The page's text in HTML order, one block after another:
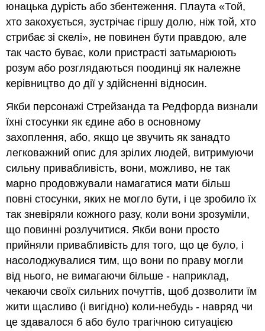
юнацька дурість або збентеження. Плаута «Той,
хто закохується, зустрічає гіршу долю, ніж той, хто
стрибає зі скелі», не повинен бути правдою, але
так часто буває, коли пристрасті затьмарюють
розум або розглядаються поодинці як належне
керівництво до дії у здійсненні відносин.
Якби персонажі Стрейзанда та Редфорда визнали
їхні стосунки як єдине або в основному
захоплення, або, якщо це звучить як занадто
легковажний опис для зрілих людей, витримуючи
сильну привабливість, вони, можливо, не так
марно продовжували намагатися мати більш
повні стосунки, яких не могло бути, і це зробило їх
так зневіряли кожного разу, коли вони зрозуміли,
що повинні розлучитися. Якби вони просто
прийняли привабливість для того, що це було, і
насолоджувалися тим, що вони по праву могли
від нього, не вимагаючи більше - наприклад,
чекаючи своїх сильних почуттів, щоб дозволити їм
жити щасливо (і вигідно) коли-небудь - навряд чи
це здавалося б або було трагічною ситуацією